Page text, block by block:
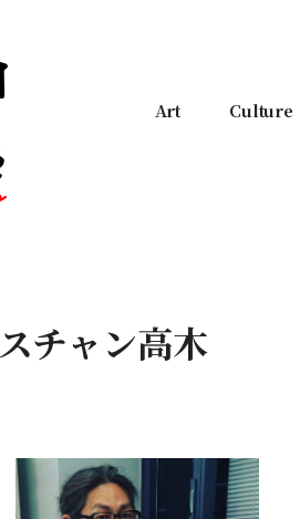
Art Culture
チャン高木